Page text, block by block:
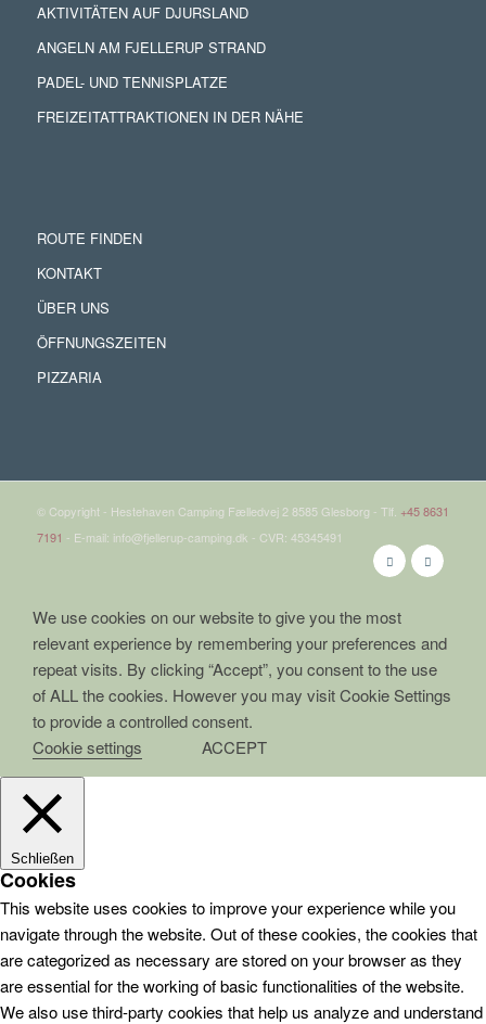
AKTIVITÄTEN AUF DJURSLAND
ANGELN AM FJELLERUP STRAND
PADEL- UND TENNISPLATZE
FREIZEITATTRAKTIONEN IN DER NÄHE
ROUTE FINDEN
KONTAKT
ÜBER UNS
ÖFFNUNGSZEITEN
PIZZARIA
© Copyright - Hestehaven Camping Fælledvej 2 8585 Glesborg - Tlf. +45 8631
7191 - E-mail: info@fjellerup-camping.dk - CVR: 45345491
We use cookies on our website to give you the most
relevant experience by remembering your preferences and
repeat visits. By clicking “Accept”, you consent to the use
of ALL the cookies. However you may visit Cookie Settings
to provide a controlled consent.
Cookie settings
ACCEPT
Schließen
Cookies
This website uses cookies to improve your experience while you
navigate through the website. Out of these cookies, the cookies that
are categorized as necessary are stored on your browser as they
are essential for the working of basic functionalities of the website.
We also use third-party cookies that help us analyze and understand